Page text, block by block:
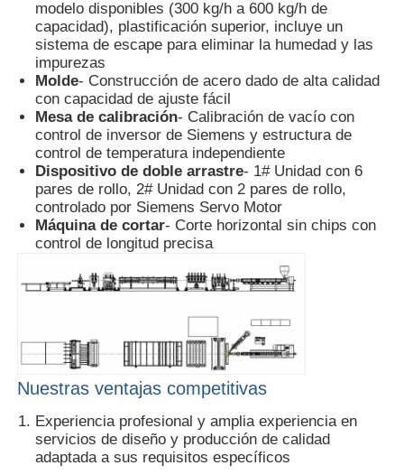
Línea de extrusión de doble tornillo
Línea de extrusión de láminas multicapa
Línea de producción de chapa
Línea de extrusión de hojas PMMA GPPS
línea de extrusión de cartón de plástico
línea de extrusión de chapa de termoformación
Línea de producción de hojas de PP
Línea de la protuberancia de las bandas de borde del
modelo disponibles (300 kg/h a 600 kg/h de
capacidad), plastificación superior, incluye un
sistema de escape para eliminar la humedad y las
impurezas
Molde- Construcción de acero dado de alta calidad
con capacidad de ajuste fácil
Mesa de calibración- Calibración de vacío con
control de inversor de Siemens y estructura de
control de temperatura independiente
Dispositivo de doble arrastre- 1# Unidad con 6
pares de rollo, 2# Unidad con 2 pares de rollo,
controlado por Siemens Servo Motor
Máquina de cortar- Corte horizontal sin chips con
control de longitud precisa
Nuestras ventajas competitivas
Experiencia profesional y amplia experiencia en
servicios de diseño y producción de calidad
adaptada a sus requisitos específicos